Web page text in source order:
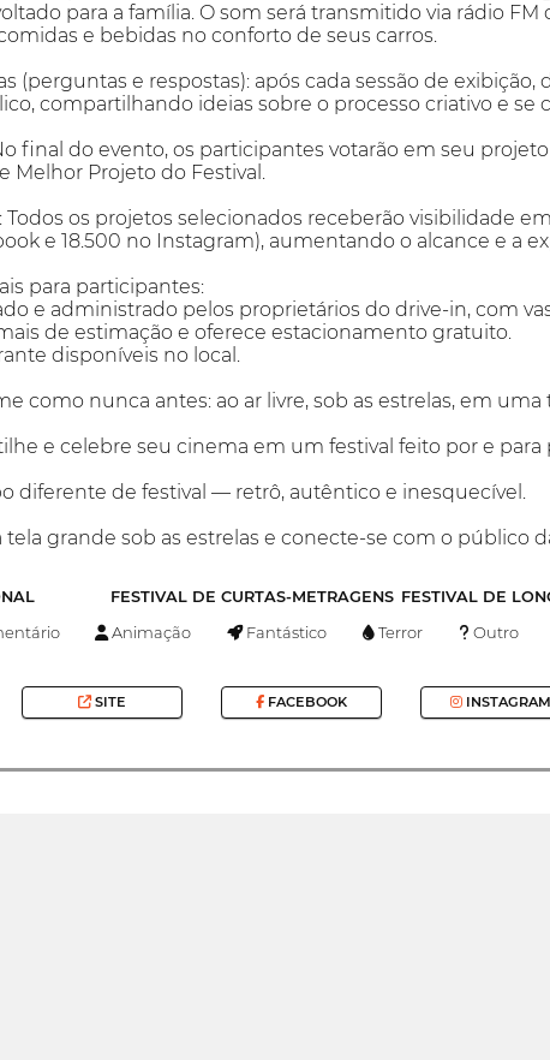
para a família. O som será transmitido via rádio
e bebidas no conforto de seus carros.
(perguntas e respostas): após cada sessão de
compartilhando ideias sobre o processo criativo e
final do evento, os participantes votarão em seu
Melhor Projeto do Festival.
os projetos selecionados receberão visibilidade
e 18.500 no Instagram), aumentando o alcance e a
para participantes:
e administrado pelos proprietários do drive-in, com
de estimação e oferece estacionamento gratuito.
disponíveis no local.
como nunca antes: ao ar livre, sob as estrelas, em
e celebre seu cinema em um festival feito por e
diferente de festival — retrô, autêntico e inesquecível.
grande sob as estrelas e conecte-se com o público
FESTIVAL DE CURTAS-METRAGENS FESTIVAL DE
Animação Fantástico Terror Outro
SITE FACEBOOK INSTAGRAM